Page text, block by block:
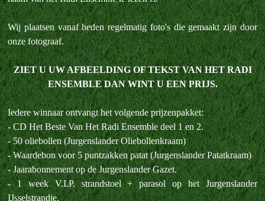
Wij plaatsen vanaf heden regelmatig foto's die gemaakt zijn door
onze fotograaf.
ZIET U UW AFBEELDING OF TEKST VAN HET RADI
ENSEMBLE DAN WINT U EEN PRIJS.
Iedere winnaar ontvangt het volgende prijzenpakket:
- CD Het Beste Van Het Radi Ensemble deel 1 en 2.
- 50 oliebollen (Jurgenslander Oliebollenkraam)
- Waardebon voor 5 puntzakken patat (Jurgenslander Patatkraam)
- Jaarabonnement op de Jurgenslander Gazet.
- 1 week V.I.P. strandstoel + parasol op het Jurgenslander
IJsselstrandje.